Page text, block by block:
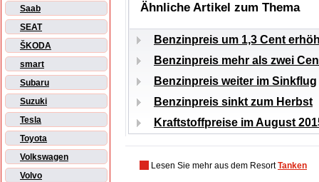
Saab
SEAT
ŠKODA
smart
Subaru
Suzuki
Tesla
Toyota
Volkswagen
Volvo
Ähnliche Artikel zum Thema
Benzinpreis um 1,3 Cent
Benzinpreis mehr als zwei
Benzinpreis weiter im Sinkflug
Benzinpreis sinkt zum Herbst
Kraftstoffpreise im August
Lesen Sie mehr aus dem ResortTanken